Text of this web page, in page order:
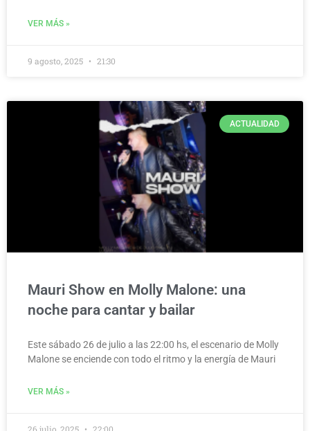
VER MÁS »
9 agosto, 2025 21:30
ACTUALIDAD
Mauri Show en Molly Malone: una
noche para cantar y bailar
Este sábado 26 de julio a las 22:00 hs, el escenario de Molly
Malone se enciende con todo el ritmo y la energía de Mauri
VER MÁS »
26 julio, 2025 22:00